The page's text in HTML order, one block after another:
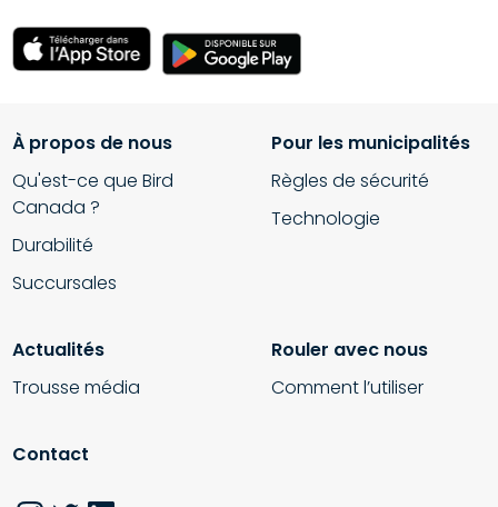
À propos de nous
Qu'est-ce que Bird
Canada ?
Durabilité
Succursales
Pour les municipalités
Règles de sécurité
Technologie
Actualités
Trousse média
Rouler avec nous
Comment l’utiliser
Contact